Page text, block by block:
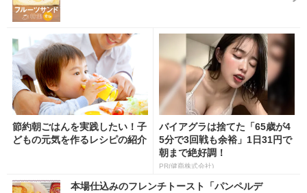
節約朝ごはんを実践したい！子
どもの元気を作るレシピの紹介
バイアグラは捨てた「65歳が4
5分で3回戦も余裕」1日31円で
朝まで絶好調！
PR(健商株式会社)
本場仕込みのフレンチトースト「パンペルデ